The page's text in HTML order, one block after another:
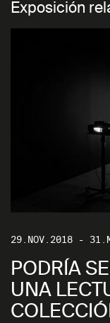
Exposición
29.NOV.2018 -
PODRÍA
UNA